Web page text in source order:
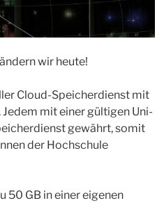
wir heute!
Cloud-Speicherdienst mit
mit einer gültigen Uni-
gewährt, somit
der Hochschule
50 GB in einer eigenen